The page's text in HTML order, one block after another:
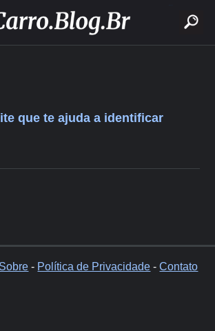
que te ajuda a identificar
Sobre - Política de Privacidade -Contato